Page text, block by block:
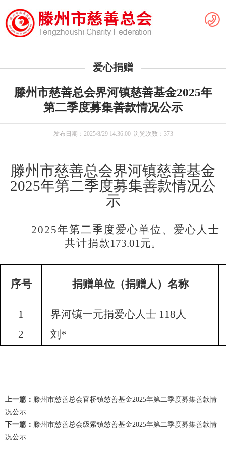
爱心捐赠
滕州市慈善总会界河镇慈善基金2025年
第二季度募集善款情况公示
发布日期：2025/8/29 14:36:00 浏览次数： 373
滕州市慈善总会界河镇慈善基金
2025年第二季度募集善款情况公
示
2025年第二季度爱心单位、爱心人士
共计捐款173.01元。
序号 捐赠单位（捐赠人）名称
1 界河镇一元捐爱心人士 118人
2
刘*
上一篇： 滕州市慈善总会官桥镇慈善基金2025年第二季度募集善款情
况公示
下一篇： 滕州市慈善总会级索镇慈善基金2025年第二季度募集善款情
况公示